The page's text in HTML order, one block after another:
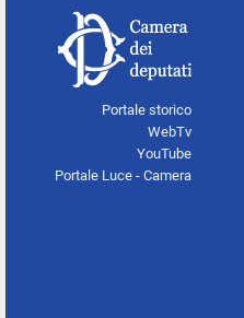
Portale storico
WebTv
YouTube
Portale Luce - Camera